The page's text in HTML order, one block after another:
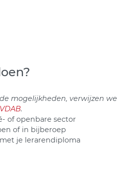
mogelijkheden, verwijzen we
VDAB.
of openbare sector
of in bijberoep
je lerarendiploma